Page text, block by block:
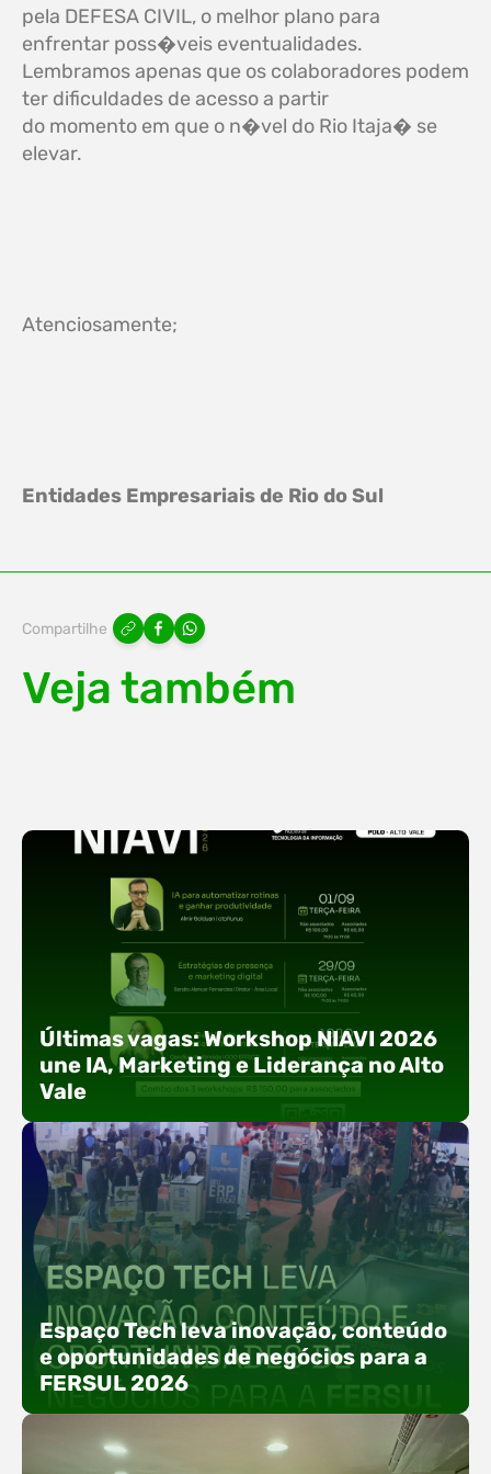
pela DEFESA CIVIL, o melhor plano para
enfrentar poss�veis eventualidades.
Lembramos apenas que os colaboradores podem
ter dificuldades de acesso a partir
do momento em que o n�vel do Rio Itaja� se
elevar.
Atenciosamente;
Entidades Empresariais de Rio do Sul
Compartilhe
Veja também
Últimas vagas: Workshop NIAVI 2026
une IA, Marketing e Liderança no Alto
Vale
Com o objetivo de impulsionar a produtividade, a
presença digital e a gestão nas empresas do
Alto Vale, o Núcleo de Tecnologia da Informação
(NIAVI), Polo ACATE-ACIRS, realiza a edição
2026 do Workshop NIAVI. O evento foi
em três encontros práticos ao longo dos meses
de setembro e outubro,…
Espaço Tech leva inovação, conteúdo
e oportunidades de negócios para a
FERSUL 2026